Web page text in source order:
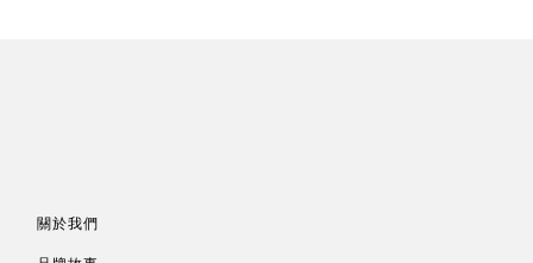
關於我們